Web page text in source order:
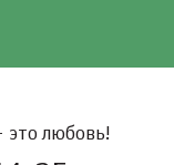
это любовь!